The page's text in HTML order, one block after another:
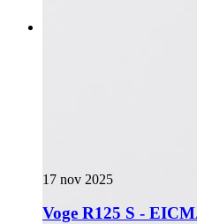
17 nov 2025
Voge R125 S -